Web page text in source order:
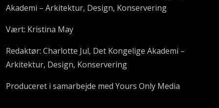
Akademi – Arkitektur, Design, Konservering
Vært: Kristina May
Redaktør: Charlotte Jul, Det Kongelige Akademi –
Arkitektur, Design, Konservering
Produceret i samarbejde med Yours Only Media